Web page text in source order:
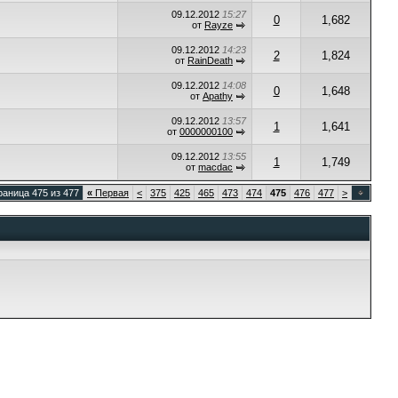
09.12.2012 15:27
от Rayze 0 1,682
09.12.2012 14:23
от RainDeath 2 1,824
09.12.2012 14:08
от Apathy 0 1,648
09.12.2012 13:57
от 0000000100 1 1,641
09.12.2012 13:55
от macdac 1 1,749
475 из 477 « Первая < 375 425 465 473 474 475 476 477 >